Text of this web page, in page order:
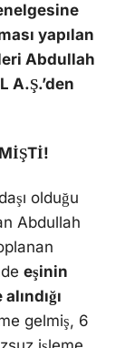
yapılan
Abdullah
A.Ş.’den
olduğu
Abdullah
eşinin
gelmiş, 6